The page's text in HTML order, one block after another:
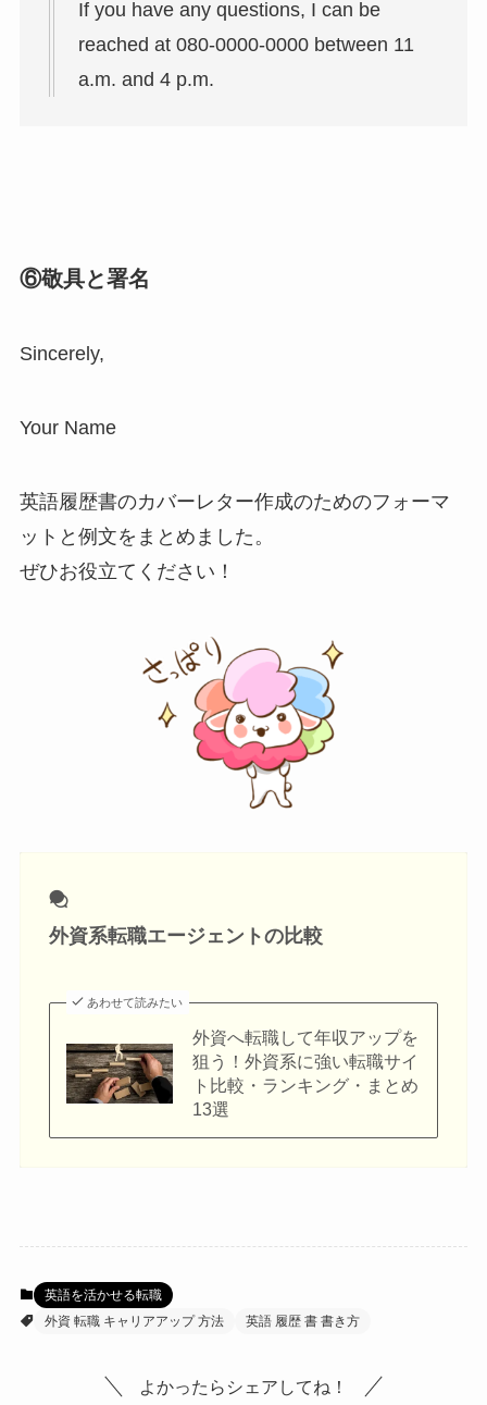
If you have any questions, I can be
reached at 080-0000-0000 between 11
a.m. and 4 p.m.
⑥敬具と署名
Sincerely,
Your Name
英語履歴書のカバーレター作成のためのフォーマ
ットと例文をまとめました。
ぜひお役立てください！
外資系転職エージェントの比較
あわせて読みたい
外資へ転職して年収アップを
狙う！外資系に強い転職サイ
ト比較・ランキング・まとめ
13選
英語を活かせる転職
外資 転職 キャリアアップ 方法
英語 履歴 書 書き方
よかったらシェアしてね！